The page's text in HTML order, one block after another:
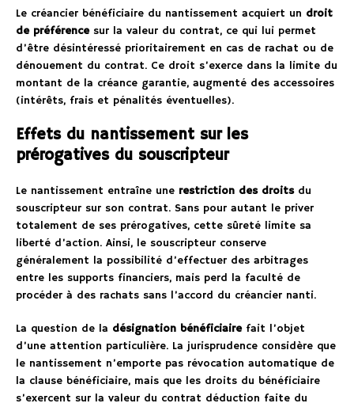
Le créancier bénéficiaire du nantissement acquiert un droit
de préférencesur la valeur du contrat, ce qui lui permet
d’être désintéressé prioritairement en cas de rachat ou de
dénouement du contrat. Ce droit s’exerce dans la limite du
montant de la créance garantie, augmenté des accessoires
(intérêts, frais et pénalités éventuelles).
Effets du nantissement sur les
prérogatives du souscripteur
Le nantissement entraîne une restriction des droitsdu
souscripteur sur son contrat. Sans pour autant le priver
totalement de ses prérogatives, cette sûreté limite sa
liberté d’action. Ainsi, le souscripteur conserve
généralement la possibilité d’effectuer des arbitrages
entre les supports financiers, mais perd la faculté de
procéder à des rachats sans l’accord du créancier nanti.
La question de la désignation bénéficiairefait l’objet
d’une attention particulière. La jurisprudence considère que
le nantissement n’emporte pas révocation automatique de
la clause bénéficiaire, mais que les droits du bénéficiaire
s’exercent sur la valeur du contrat déduction faite du